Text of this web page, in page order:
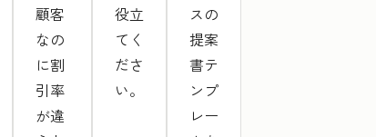
顧客
なの
に割
引率
が違
役立
てく
ださ
い。
スの
提案
書テ
ンプ
レー